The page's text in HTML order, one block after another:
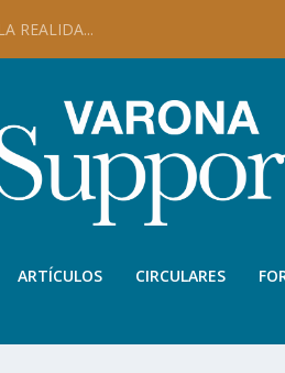
REALIDA...
ARTÍCULOS CIRCULARES